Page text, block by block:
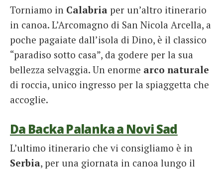
Torniamo in Calabria per un’altro itinerario
in canoa. L’Arcomagno di San Nicola Arcella, a
poche pagaiate dall’isola di Dino, è il classico
“paradiso sotto casa”, da godere per la sua
bellezza selvaggia. Un enorme arco naturale
di roccia, unico ingresso per la spiaggetta che
accoglie.
Da Backa Palanka a Novi Sad
L’ultimo itinerario che vi consigliamo è in
Serbia, per una giornata in canoa lungo il